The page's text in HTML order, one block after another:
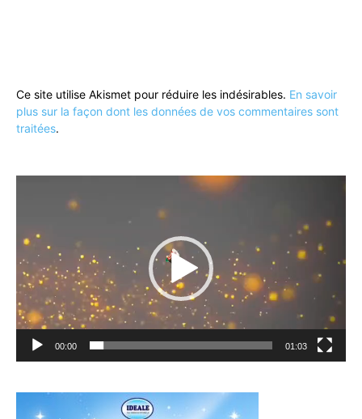
Ce site utilise Akismet pour réduire les indésirables. En savoir
plus sur la façon dont les données de vos commentaires sont
traitées.
00:00 01:03